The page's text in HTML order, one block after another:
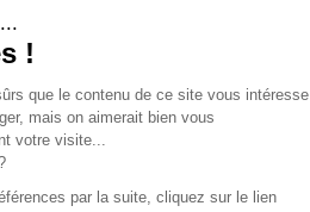
!
que le contenu de ce site vous intéresse
mais on aimerait bien vous
votre visite...
par la suite, cliquez sur le lien